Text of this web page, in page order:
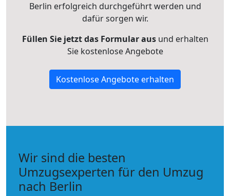
Berlin erfolgreich durchgeführt werden und
dafür sorgen wir.
Füllen Sie jetzt das Formular ausund erhalten
Sie kostenlose Angebote
Kostenlose Angebote erhalten
Wir sind die besten
Umzugsexperten für den Umzug
nach Berlin